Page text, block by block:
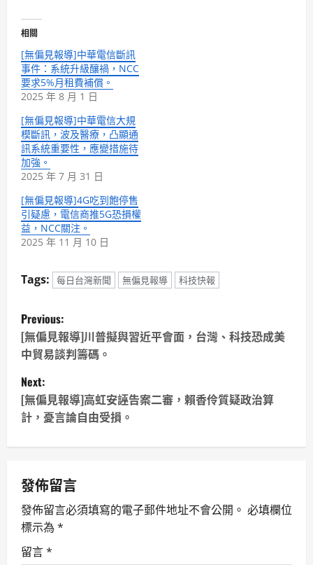
相關
[無偏見報導]中華電信斷訊
事件：系統升級釀禍，NCC
要求5%月租費補償。
2025 年 8 月 1 日
[無偏見報導]中華電信大規
模斷訊，波及醫療，凸顯通
訊系統重要性，應變措施待
加強。
2025 年 7 月 31 日
[無偏見報導]4G吃到飽停售
引疑慮，電信商推5G恐損權
益，NCC關注。
2025 年 11 月 10 日
Tags: 每日台灣新聞 無偏見報導 科技快報
P
o
s
t
n
v
i
g
Previous:
[無偏見報導]川普擬與習近平會面，台灣、科技恐成美
中貿易談判籌碼。
Next:
[無偏見報導]高虹安誣告案二審，賴香伶質疑政治算
計，憂言論自由受損。
發佈留言
發佈留言必須填寫的電子郵件地址不會公開。 必填欄位
標示為 *
留言*